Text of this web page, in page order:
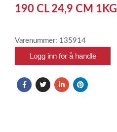
1
190 CL 24,9 CM 1KG
Varenummer: 135914
Logg inn for å handle